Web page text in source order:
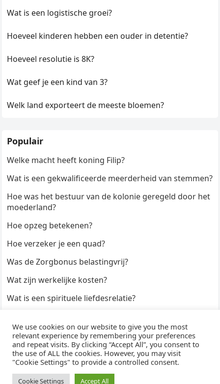
Wat is een logistische groei?
Hoeveel kinderen hebben een ouder in detentie?
Hoeveel resolutie is 8K?
Wat geef je een kind van 3?
Welk land exporteert de meeste bloemen?
Populair
Welke macht heeft koning Filip?
Wat is een gekwalificeerde meerderheid van stemmen?
Hoe was het bestuur van de kolonie geregeld door het
moederland?
Hoe opzeg betekenen?
Hoe verzeker je een quad?
Was de Zorgbonus belastingvrij?
Wat zijn werkelijke kosten?
Wat is een spirituele liefdesrelatie?
Hoe duur zijn Keukendeurtjes?
© 2026WijzeAntwoorden- Thema doorWPEnjoy· Aangedreven door
WordPress
We use cookies on our website to give you the most
relevant experience by remembering your preferences
and repeat visits. By clicking “Accept All”, you consent to
the use of ALL the cookies. However, you may visit
"Cookie Settings" to provide a controlled consent.
Cookie Settings Accept All